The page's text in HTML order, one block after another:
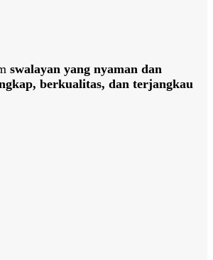
swalayan yang nyaman dan
berkualitas, dan terjangkau